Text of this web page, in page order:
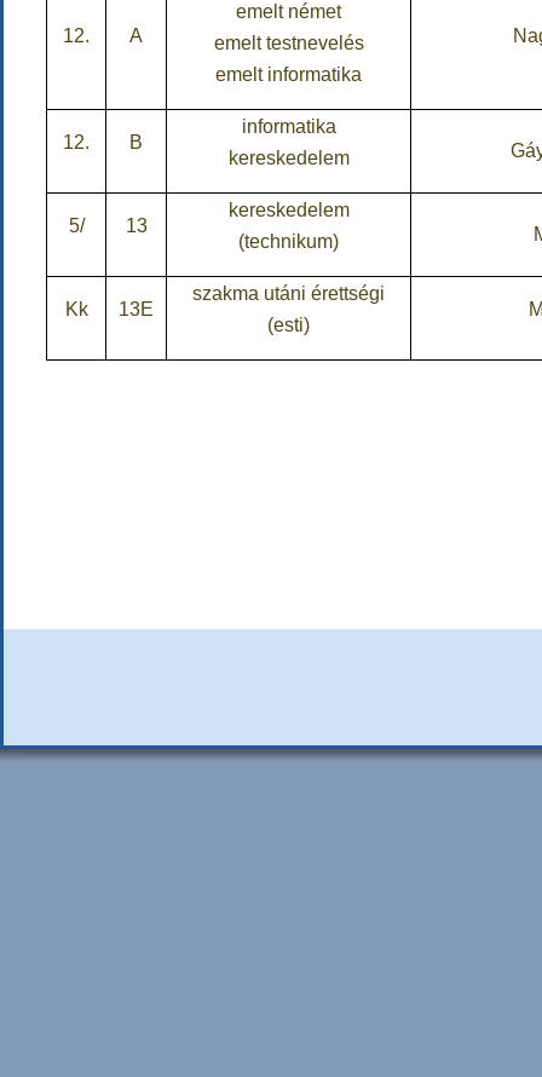
12. A
emelt német
emelt testnevelés
emelt informatika
12. B
informatika
kereskedelem
5/ 13
kereskedelem
(technikum)
Kk 13E
szakma utáni érettségi
(esti)